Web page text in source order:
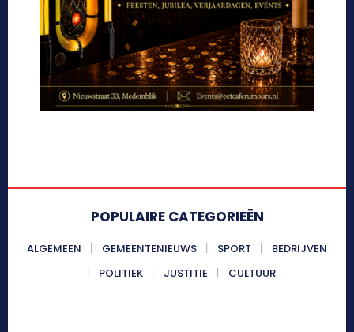
POPULAIRE CATEGORIEËN
ALGEMEEN GEMEENTENIEUWS SPORT
BEDRIJVEN
POLITIEK
JUSTITIE CULTUUR